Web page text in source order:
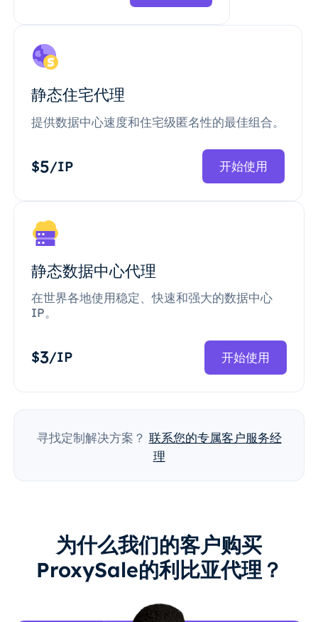
静态住宅代理
提供数据中心速度和住宅级匿名性的最佳组合。
$5/IP 开始使用
静态数据中心代理
在世界各地使用稳定、快速和强大的数据中心
IP。
$3/IP 开始使用
寻找定制解决方案？ 联系您的专属客户服务经
理
为什么我们的客户购买
ProxySale的利比亚代理？